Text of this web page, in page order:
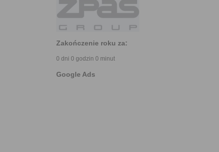
Zakończenie roku za:
0 dni 0 godzin 0 minut
Google Ads